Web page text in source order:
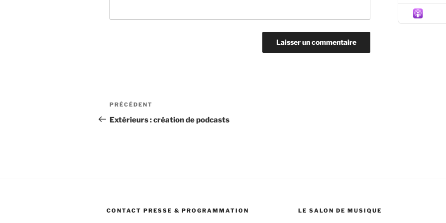
Navigation
de
Article
précédent
PRÉCÉDENT
Extérieurs : création de podcasts
CONTACT PRESSE & PROGRAMMATION LE SALON DE MUSIQUE